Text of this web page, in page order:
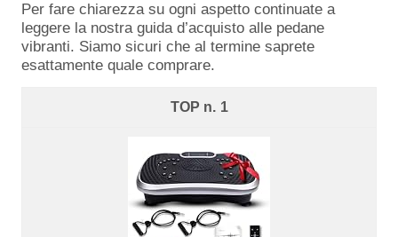
Per fare chiarezza su ogni aspetto continuate a
leggere la nostra guida d’acquisto alle pedane
vibranti. Siamo sicuri che al termine saprete
esattamente quale comprare.
1